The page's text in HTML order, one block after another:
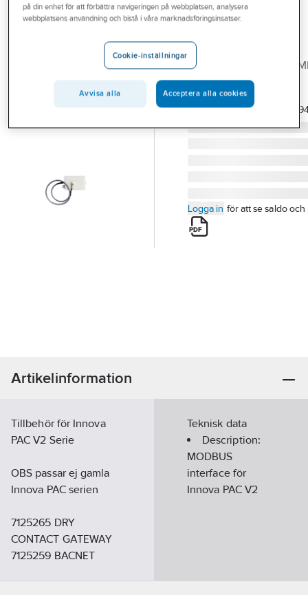
Branscher INNOVA
Innova PAC V2
Tillbehör
IGGW-ME50-00/EG(M)
00/EG(M)
Artikelnummer:
Logga in för att se saldo och
Artikelinformation
Tillbehör för Innova
PAC V2 Serie
OBS passar ej gamla
Innova PAC serien
7125265 DRY
CONTACT GATEWAY
7125259 BACNET
Teknisk data
Description:
MODBUS
interface för
Innova PAC V2
på din enhet för att förbättra navigeringen på webbplatsen, analysera
webbplatsens användning och bistå i våra marknadsföringsinsatser.
Cookie-inställningar
Avvisa alla Acceptera alla cookies